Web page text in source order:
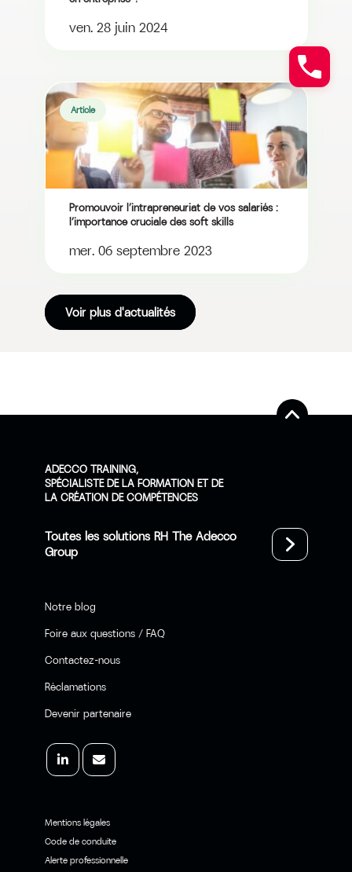
ven. 28 juin 2024
Article
Promouvoir l’intrapreneuriat de vos salariés :
l’importance cruciale des soft skills
mer. 06 septembre 2023
Voir plus d'actualités
ADECCO TRAINING,
SPÉCIALISTE DE LA FORMATION ET DE
LA CRÉATION DE COMPÉTENCES
Toutes les solutions RH The Adecco
Group
Notre blog
Foire aux questions / FAQ
Contactez-nous
Réclamations
Devenir partenaire
Mentions légales
Code de conduite
Alerte professionnelle